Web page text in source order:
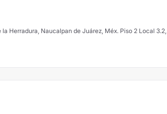
Herradura, Naucalpan de Juárez, Méx. Piso 2 Local 3.2,